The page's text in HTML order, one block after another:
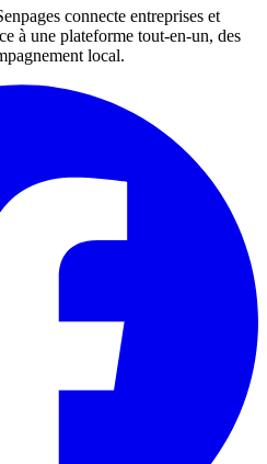
connecte entreprises et
à une plateforme tout-en-un, des
local.